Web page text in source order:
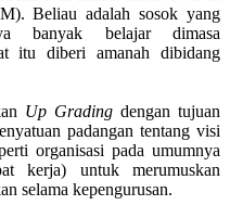
Beliau adalah sosok yang
banyak belajar dimasa
itu diberi amanah dibidang
Up Gradingdengan tujuan
padangan tentang visi
organisasi pada umumnya
kerja) untuk merumuskan
selama kepengurusan.